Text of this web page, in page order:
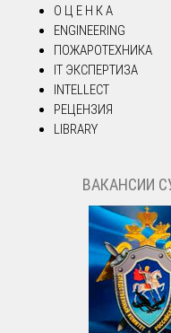
О Ц Е Н К А
ENGINEERING
ПОЖАРОТЕХНИКА
IT ЭКСПЕРТИЗА
INTELLECT
РЕЦЕНЗИЯ
LIBRARY
ВАКАНСИИ